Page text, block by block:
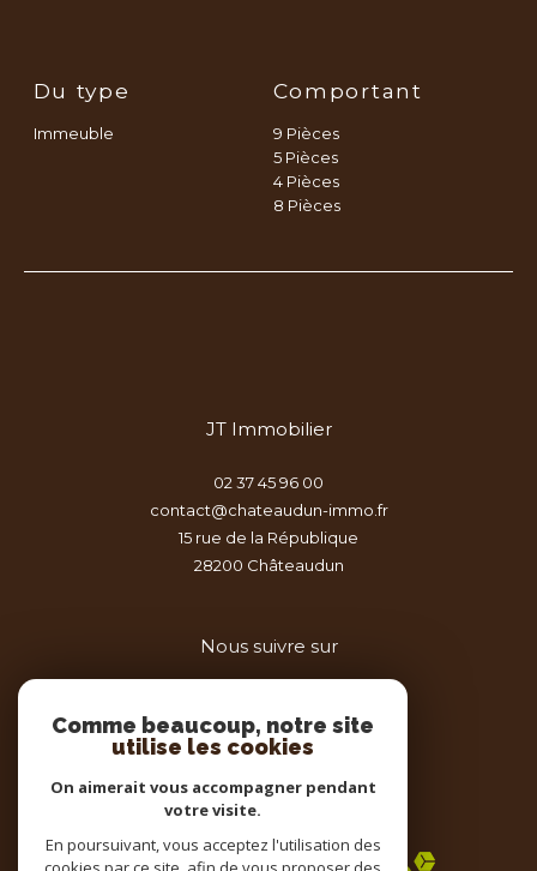
Du type
Immeuble
Comportant
9 Pièces
5 Pièces
4 Pièces
8 Pièces
JT Immobilier
02 37 45 96 00
contact@chateaudun-immo.fr
15 rue de la République
28200
châteaudun
Nous suivre sur
Adhérents
Comme beaucoup, notre site
utilise les cookies
On aimerait vous accompagner pendant
votre visite.
En poursuivant, vous acceptez l'utilisation des